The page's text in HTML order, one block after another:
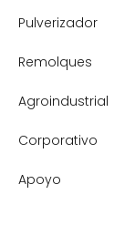
Pulverizador
Remolques
Agroindustrial
Corporativo
Apoyo